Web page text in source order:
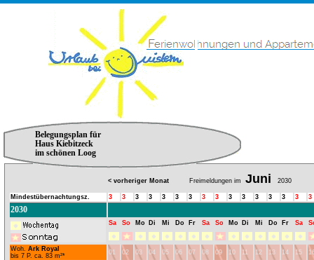
Belegungsplan für
Haus Kiebitzeck
im schönen Loog
< vorheriger Monat Freimeldungen im Juni 2030
Mindestübernachtungsz. 3 3 3 3 3 3 3 3 3 3 3 3 3 3 3 3
2030
Sa So Mo Di Mi Do Fr Sa So Mo Di Mi Do Fr Sa
Woh. Ark Royal
bis 7 P. ca. 83 m²*
01 02 03 04 05 06 07 08 09 10 11 12 13 14 15